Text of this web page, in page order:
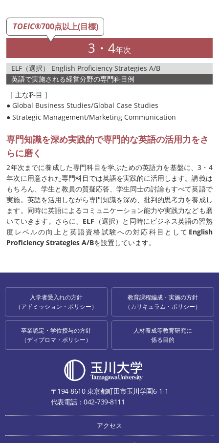
TOEIC®700点以上(目標)
3・4年次
ELF（選択） English Proficiency Strategies A/B
英語で実施される経営分野の専門科目例
［ 主な科目 ］
● Global Business Studies/Global Case Studies
● Strategic Management/Marketing Communication
専門知識を深め実践的で専門的な英語の活用力をさ
らに磨く
2年次までに養成した専門科目を学ぶための英語力を基盤に、3・4
年次に用意された専門科目では英語を実践的に活用します。講義は
もちろん、学生と教員の質疑応答、学生同士の討論もすべて英語で
実施。英語を活用しながら専門知識を深め、批判的思考力を養成し
ます。同時に英語によるコミュニケーション能力や実践力なども磨
いていきます。さらに、 ELF （選択）と同時にビジネス英語の習熟
度レベルの向上と英語資格試験への対応科目として English
Proficiency Strategies A/Bを設置しています。
入学者受入れの方針
（アドミッション・ポリシー）
教育課程編成・実施の方針
（カリキュラム・ポリシー）
卒業認定・学位授与の方針
（ディプロマ・ポリシー）
人材養成等教育研究に
係る目的
〒194-8610 東京都町田市玉川学園6-1-1
代表電話：042-739-8111
アクセス